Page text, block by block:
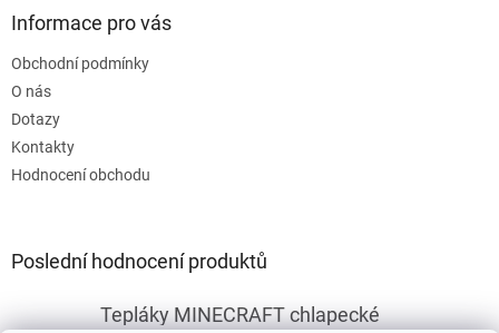
Informace pro vás
Obchodní podmínky
O nás
Dotazy
Kontakty
Hodnocení obchodu
Poslední hodnocení produktů
Tepláky MINECRAFT chlapecké